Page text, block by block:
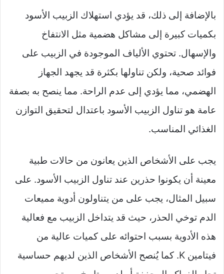
بالإضافة إلى ذلك، قد يؤدي استهلاك الزبيب الأسود
بكميات كبيرة إلى مشاكل هضمية مثل الانتفاخ
والإسهال. تحتوي الألياف الموجودة في الزبيب على
فوائد صحية، ولكن تناولها بكثرة قد يجهد الجهاز
الهضمي، مما يؤدي إلى عدم الراحة. مما ينصح به بصفة
عامة هو تناول الزبيب الأسود باعتدال لتحقيق التوازن
الغذائي المناسب.
يجب على الأشخاص الذين يعانون من حالات طبية
معينة أن يكونوا حذرين عند تناول الزبيب الأسود. على
سبيل المثال، يجب على من يتناولون أدوية مميعات
الدم توخي الحذر، حيث قد يتداخل الزبيب مع فعالية
هذه الأدوية بسبب احتوائه على كميات عالية من
فيتامين K. كما يُنصح الأشخاص الذين لديهم حساسية